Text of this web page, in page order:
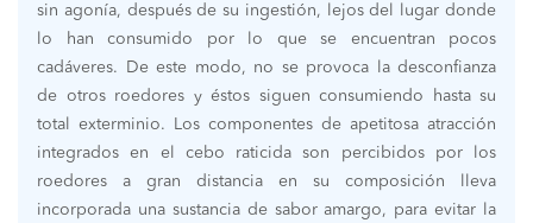
sin agonía, después de su ingestión, lejos del lugar donde
lo han consumido por lo que se encuentran pocos
cadáveres. De este modo, no se provoca la desconfianza
de otros roedores y éstos siguen consumiendo hasta su
total exterminio. Los componentes de apetitosa atracción
integrados en el cebo raticida son percibidos por los
roedores a gran distancia en su composición lleva
incorporada una sustancia de sabor amargo, para evitar la